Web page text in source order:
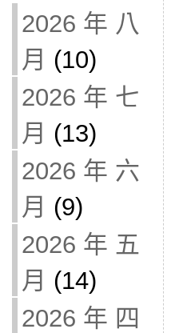
2026 年 八
月 (10)
2026 年 七
月 (13)
2026 年 六
月 (9)
2026 年 五
月 (14)
2026 年 四